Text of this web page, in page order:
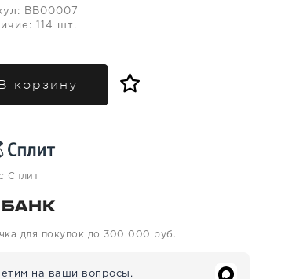
BB00007
114 шт.
корзину
Сплит
для покупок до 300 000 руб.
на ваши вопросы.